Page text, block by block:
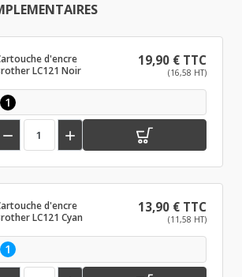
d'encre
LC121 Noir
19,90 € TTC
(16,58 HT)
1
 
d'encre
LC121 Cyan
13,90 € TTC
(11,58 HT)
1